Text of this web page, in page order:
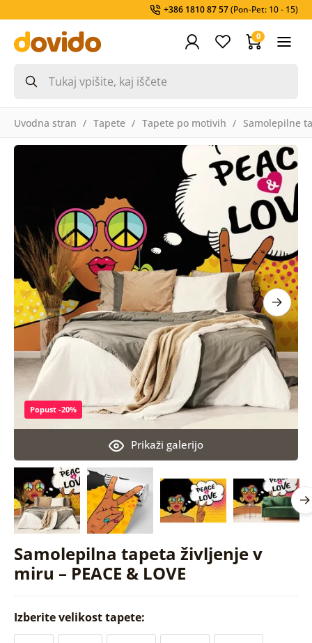
+386 1810 87 57(Pon-Pet: 10 - 15)
0
Uvodna stran Tapete Tapete po motivih Samolepilne
Samolepilna tapeta življenje v
miru – PEACE & LOVE
Prikaži galerijo
Popust -20%
Izberite velikost tapete: